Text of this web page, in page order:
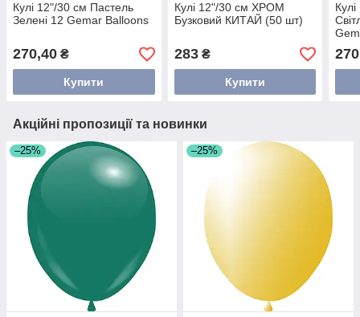
Кулі 12"/30 см Пастель
Зелені 12 Gemar Balloons
270,40 ₴
Купити
Кулі 12"/30 см ХРОМ
Бузковий КИТАЙ (50 шт)
283₴
Купити
Акційні пропозиції та новинки
–25% –25%